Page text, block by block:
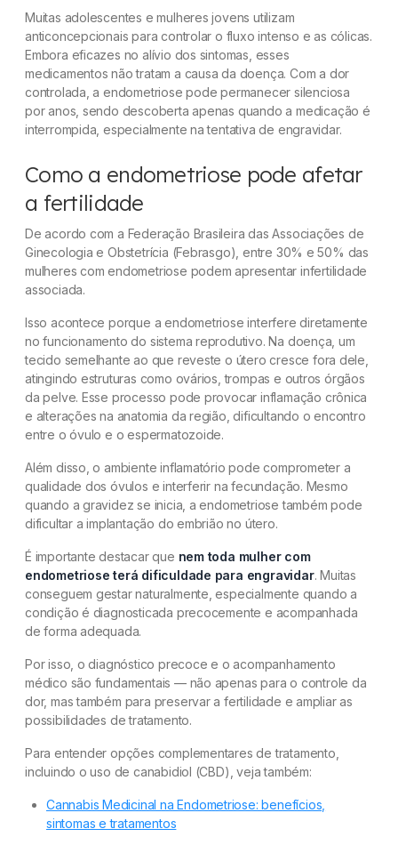
Muitas adolescentes e mulheres jovens utilizam
anticoncepcionais para controlar o fluxo intenso e as cólicas.
Embora eficazes no alívio dos sintomas, esses
medicamentos não tratam a causa da doença. Com a dor
controlada, a endometriose pode permanecer silenciosa
por anos, sendo descoberta apenas quando a medicação é
interrompida, especialmente na tentativa de engravidar.
Como a endometriose pode afetar
a fertilidade
De acordo com a Federação Brasileira das Associações de
Ginecologia e Obstetrícia (Febrasgo), entre 30% e 50% das
mulheres com endometriose podem apresentar infertilidade
associada.
Isso acontece porque a endometriose interfere diretamente
no funcionamento do sistema reprodutivo. Na doença, um
tecido semelhante ao que reveste o útero cresce fora dele,
atingindo estruturas como ovários, trompas e outros órgãos
da pelve. Esse processo pode provocar inflamação crônica
e alterações na anatomia da região, dificultando o encontro
entre o óvulo e o espermatozoide.
Além disso, o ambiente inflamatório pode comprometer a
qualidade dos óvulos e interferir na fecundação. Mesmo
quando a gravidez se inicia, a endometriose também pode
dificultar a implantação do embrião no útero.
É importante destacar que nem toda mulher com
endometriose terá dificuldade para engravidar. Muitas
conseguem gestar naturalmente, especialmente quando a
condição é diagnosticada precocemente e acompanhada
de forma adequada.
Por isso, o diagnóstico precoce e o acompanhamento
médico são fundamentais — não apenas para o controle da
dor, mas também para preservar a fertilidade e ampliar as
possibilidades de tratamento.
Para entender opções complementares de tratamento,
incluindo o uso de canabidiol (CBD), veja também:
Cannabis Medicinal na Endometriose: benefícios,
sintomas e tratamentos